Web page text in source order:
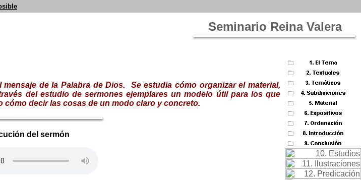
Seminario Reina Valera
de la Palabra de Dios. Se estudia cómo organizar el material,
del estudio de sermones ejemplares un modelo útil para los que
cómo decir las cosas de un modo claro y concreto.
del sermón